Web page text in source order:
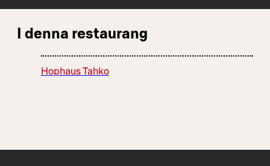
I denna restaurang
Hophaus Tahko